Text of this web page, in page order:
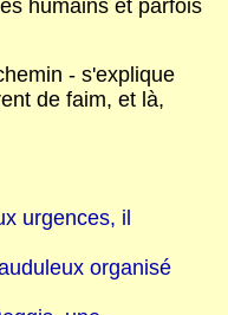
humains et parfois
- s'explique
de faim, et là,
urgences, il
organisé